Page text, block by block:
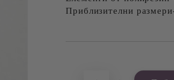
Приблизителни